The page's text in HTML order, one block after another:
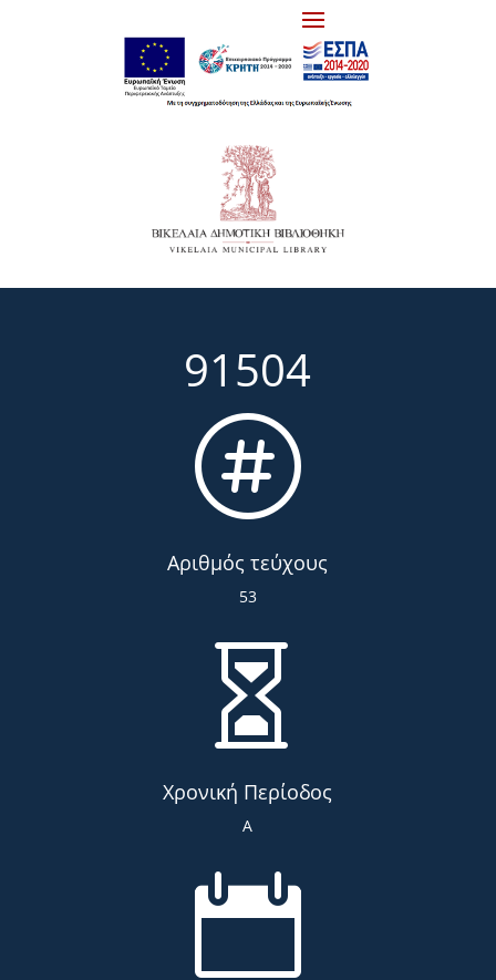
91504

Αριθμός τεύχους
53

Χρονική Περίοδος
Α
